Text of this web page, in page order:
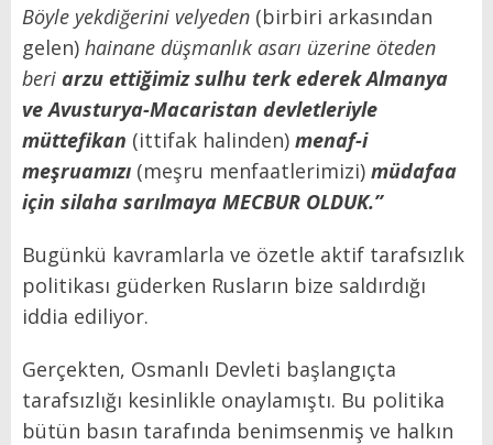
Böyle yekdiğerini velyeden (birbiri arkasından
gelen) hainane düşmanlık asarı üzerine öteden
beri arzu ettiğimiz sulhu terk ederek Almanya
ve Avusturya-Macaristan devletleriyle
müttefikan (ittifak halinden) menaf-i
meşruamızı (meşru menfaatlerimizi) müdafaa
için silaha sarılmaya MECBUR OLDUK.”
Bugünkü kavramlarla ve özetle aktif tarafsızlık
politikası güderken Rusların bize saldırdığı
iddia ediliyor.
Gerçekten, Osmanlı Devleti başlangıçta
tarafsızlığı kesinlikle onaylamıştı. Bu politika
bütün basın tarafında benimsenmiş ve halkın